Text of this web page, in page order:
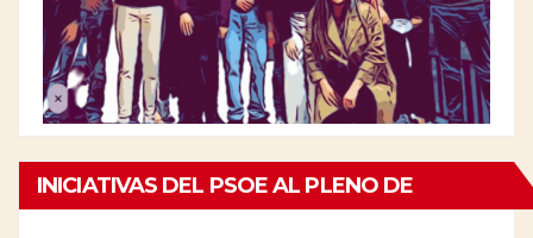
INICIATIVAS DEL PSOE AL PLENO DE